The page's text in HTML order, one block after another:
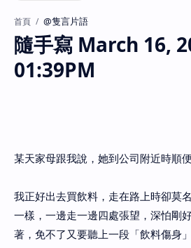
首頁 @隻言片語
隨手寫 March 16,
01:39PM
某天家母跟我說，她到公司附近時順便
我正好出去買飲料，走在路上時卻莫
一樣，一邊走一邊四處張望，深怕剛
著，免不了又要聽上一段「飲料傷身」